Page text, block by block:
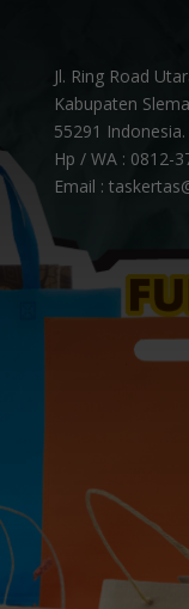
Jl. Ring Road
Kabupaten
55291 Indonesia.
Hp / WA : 0812-
Email :